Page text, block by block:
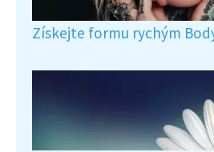
Získejte formu rychým